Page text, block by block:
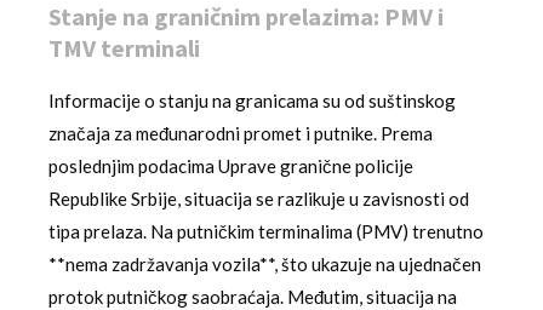
Stanje na graničnim prelazima: PMV i
TMV terminali
Informacije o stanju na granicama su od suštinskog
značaja za međunarodni promet i putnike. Prema
poslednjim podacima Uprave granične policije
Republike Srbije, situacija se razlikuje u zavisnosti od
tipa prelaza. Na putničkim terminalima (PMV) trenutno
**nema zadržavanja vozila**, što ukazuje na ujednačen
protok putničkog saobraćaja. Međutim, situacija na